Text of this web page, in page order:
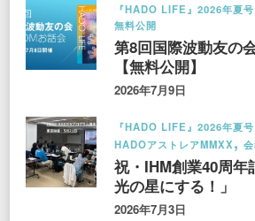
『HADO LIFE』2026年夏号
無料公開
第8回国際波動友の
【無料公開】
2026年7月9日
『HADO LIFE』2026年夏号
HADOアストレアMMXX
祝・IHM創業40周年
光の星にする！」
2026年7月3日